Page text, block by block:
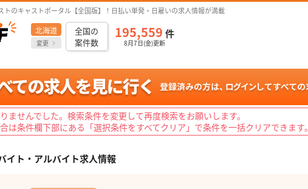
のキャストポータル【全国版】！日払い単発・日雇いの求人情報が満載
北海道
変更
全国の
案件数
195,559 件
8月7日(金)更新
ませんでした。検索条件を変更して再度検索をお願いします。
は条件欄下部にある「選択条件をすべてクリア」で条件を一括クリアできます。
イト・アルバイト求人情報